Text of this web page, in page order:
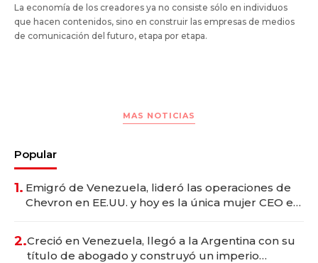
La economía de los creadores ya no consiste sólo en individuos
que hacen contenidos, sino en construir las empresas de medios
de comunicación del futuro, etapa por etapa.
MAS NOTICIAS
Popular
1. Emigró de Venezuela, lideró las operaciones de
Chevron en EE.UU. y hoy es la única mujer CEO en
2.Creció en Venezuela, llegó a la Argentina con su
título de abogado y construyó un imperio